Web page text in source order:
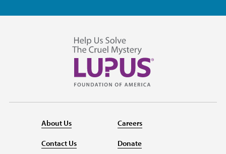
About Us
Contact Us
Careers
Donate